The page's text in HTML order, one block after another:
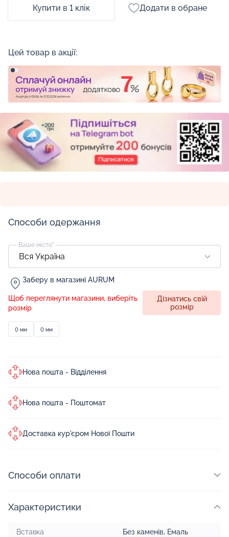
Купити в 1 клік Додати в обране
Цей товар в акції:
Способи одержання
Ваше місто*
Заберу в магазині AURUM
Щоб переглянути магазини, виберіть
розмір
Дізнатись свій
розмір
0 мм 0 мм
Нова пошта - Відділення
Нова пошта - Поштомат
Доставка кур'єром Нової Пошти
Способи оплати
Характеристики
Вставка Без каменів, Емаль